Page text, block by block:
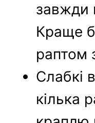
завжди
Краще
раптом
Слабкі
кілька